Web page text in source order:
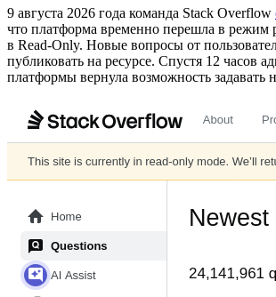
9 августа 2026 года команда Stack Overflow
что платформа временно перешла в режим
в Read‑Only. Новые вопросы от
публиковать на ресурсе. Спустя 12 часов
платформы вернула возможность задавать